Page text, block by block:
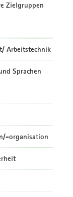
Zielgruppen
Arbeitstechnik
Sprachen
organisation